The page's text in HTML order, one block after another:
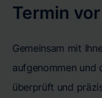
Termin
Gemeinsam mit
aufgenommen und
überprüft und